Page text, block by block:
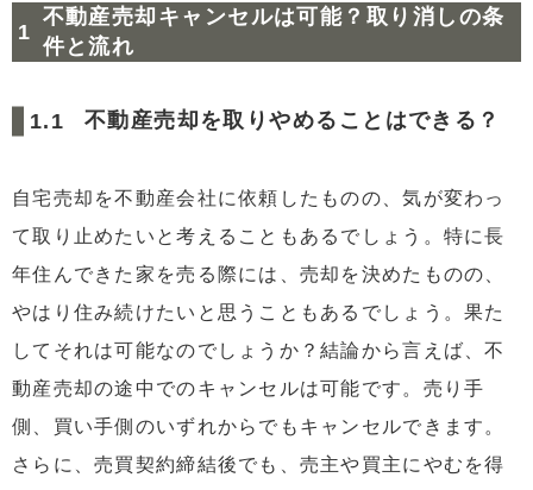
不動産売却キャンセルは可能？取り消しの条
件と流れ
不動産売却を取りやめることはできる？
自宅売却を不動産会社に依頼したものの、気が変わっ
て取り止めたいと考えることもあるでしょう。特に長
年住んできた家を売る際には、売却を決めたものの、
やはり住み続けたいと思うこともあるでしょう。果た
してそれは可能なのでしょうか？結論から言えば、不
動産売却の途中でのキャンセルは可能です。売り手
側、買い手側のいずれからでもキャンセルできます。
さらに、売買契約締結後でも、売主や買主にやむを得